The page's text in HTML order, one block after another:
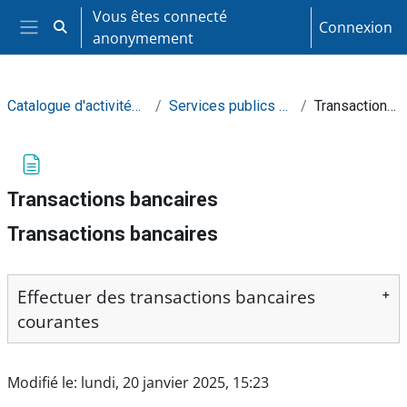
Passer au contenu principal
Panneau latéral
Activer/désactiver la saisie de recherche
Vous êtes connecté
anonymement
Connexion
Catalogue d'activités pédagogiques Services publics et commerciaux Transactions bancaires
Transactions bancaires
Transactions bancaires
Effectuer des transactions bancaires
courantes
GE QA Module1 T6-A1 Act6 Simulation des
Modifié le: lundi, 20 janvier 2025, 15:23